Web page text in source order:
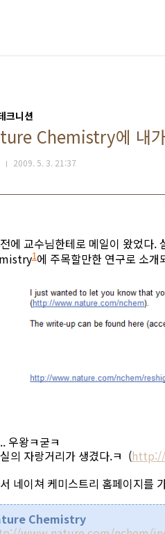
크니션
Chemistry에 내
2009. 5. 3. 21:37
에 교수님한테로 메일이 왔었다
1에 주목할만한 연구로 소개
우왕ㅋ굳ㅋ
의 자랑거리가 생겼다.ㅋ (
네이쳐 케미스트리 홈페이지를
Chemistry